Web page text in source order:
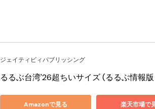
ジェイティビィパブリッシング
るるぶ台湾'26超ちいサイズ (るるぶ情報
Amazonで見る 楽天市場で